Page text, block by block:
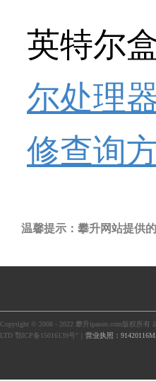
英特尔
尔处理
修查询
温馨提示：攀升网站提供
Copyright © 2008 - 2022 攀升ipason.com版权所
LTD 鄂ICP备15016139号"｜ 营业执照：